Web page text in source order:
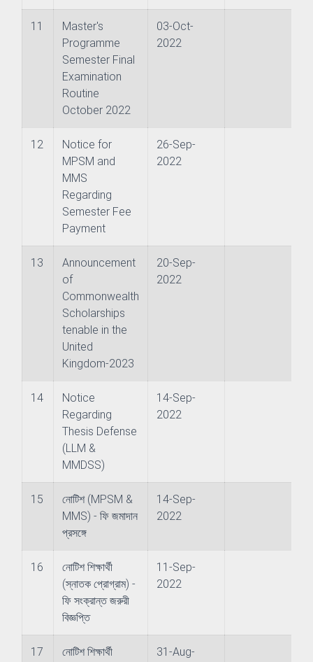
Evaluation Commitee
(Nautical) (Affiliated Academy's Program)
(Affiliated Academy's Program)
(Affiliated Academy's Program)
11
Master's
Programme
Semester Final
Examination
Routine
October 2022
03-Oct-
2022
12
Notice for
MPSM and
MMS
Regarding
Semester Fee
Payment
26-Sep-
2022
13
Announcement
of
Commonwealth
Scholarships
tenable in the
United
Kingdom-2023
20-Sep-
2022
14
Notice
Regarding
Thesis Defense
(LLM &
MMDSS)
14-Sep-
2022
15
নোটিশ (MPSM &
MMS) - ফি জমাদান
প্রসঙ্গে
14-Sep-
2022
16
নোটিশ শিক্ষার্থী
(স্নাতক প্রোগ্রাম) -
ফি সংক্রান্ত জরুরী
বিজ্ঞপ্তি
11-Sep-
2022
17 নোটিশ শিক্ষার্থী 31-Aug-